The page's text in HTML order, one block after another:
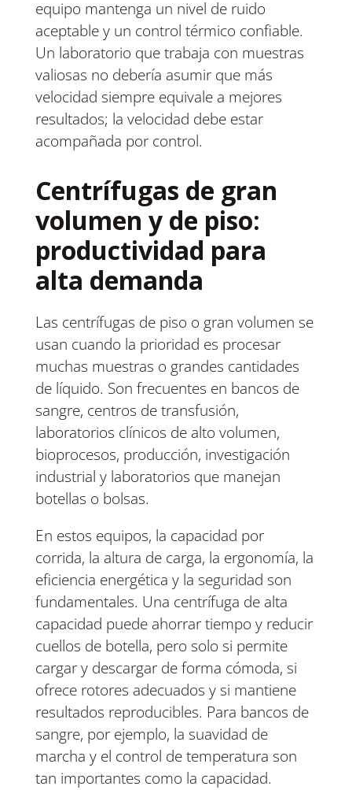
equipo mantenga un nivel de ruido
aceptable y un control térmico confiable.
Un laboratorio que trabaja con muestras
valiosas no debería asumir que más
velocidad siempre equivale a mejores
resultados; la velocidad debe estar
acompañada por control.
Centrífugas de gran
volumen y de piso:
productividad para
alta demanda
Las centrífugas de piso o gran volumen se
usan cuando la prioridad es procesar
muchas muestras o grandes cantidades
de líquido. Son frecuentes en bancos de
sangre, centros de transfusión,
laboratorios clínicos de alto volumen,
bioprocesos, producción, investigación
industrial y laboratorios que manejan
botellas o bolsas.
En estos equipos, la capacidad por
corrida, la altura de carga, la ergonomía, la
eficiencia energética y la seguridad son
fundamentales. Una centrífuga de alta
capacidad puede ahorrar tiempo y reducir
cuellos de botella, pero solo si permite
cargar y descargar de forma cómoda, si
ofrece rotores adecuados y si mantiene
resultados reproducibles. Para bancos de
sangre, por ejemplo, la suavidad de
marcha y el control de temperatura son
tan importantes como la capacidad.